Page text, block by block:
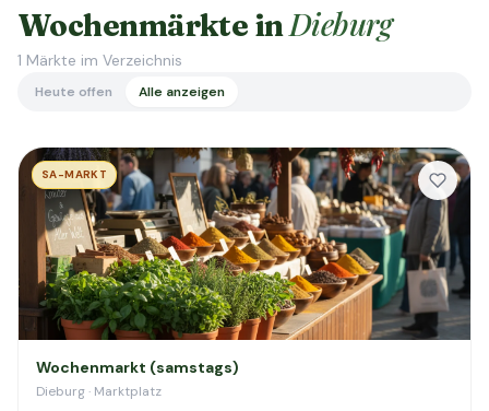
Wochenmärkte inDieburg
1 Märkte im Verzeichnis
Heute offen Alle anzeigen
SA-MARKT
Wochenmarkt (samstags)
Dieburg · Marktplatz